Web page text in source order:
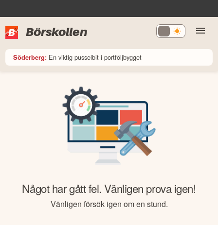
Börskollen
Söderberg: En viktig pusselbit i portföljbygget
Något har gått fel. Vänligen prova igen!
Vänligen försök igen om en stund.